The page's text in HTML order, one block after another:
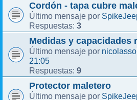
Cordón - tapa cubre
Último mensaje por
Respuestas: 3
Medidas y capacidades
Último mensaje por
21:05
Respuestas: 9
Protector maletero
Último mensaje por